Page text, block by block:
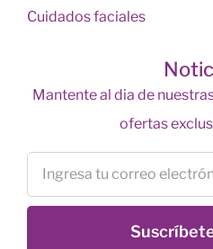
Cuidados faciales
Mantente al dia de
ofertas